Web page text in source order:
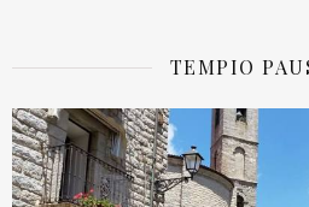
TEMPIO